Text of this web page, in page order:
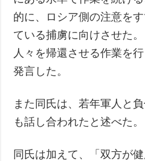
的に、ロシア側の注意を
ている捕虜に向けさせた
人々を帰還させる作業を
発言した。
また同氏は、若年軍人と
も話し合われたと述べた。
同氏は加えて、「双方が